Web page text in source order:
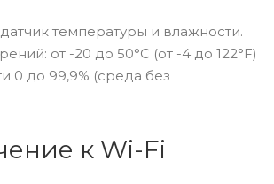
температуры и влажности.
от -20 до 50°C (от -4 до 122°F)
0 до 99,9% (среда без
к Wi-Fi